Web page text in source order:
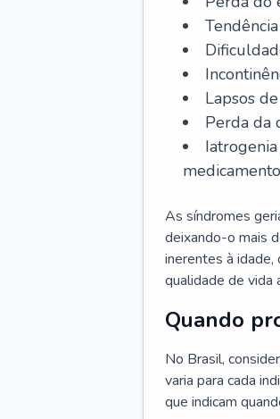
Lapsos
Perda da
As síndromes
deixando-o mais
inerentes à
qualidade de vida
Quando
No Brasil,
varia para cada
que indicam